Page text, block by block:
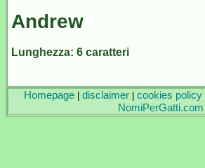
Andrew
Lunghezza: 6 caratteri
Homepage| disclaimer| cookies policy|
NomiPerGatti.com